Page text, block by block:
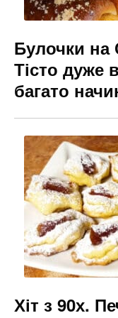
Булочки на
Тісто дуже
багато
Хіт з 90х.